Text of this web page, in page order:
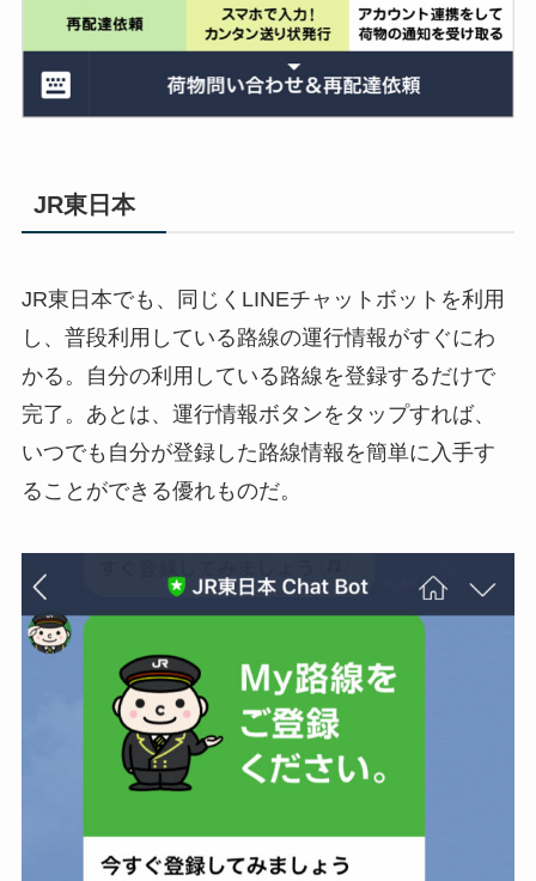
JR東日本
JR東日本でも、同じくLINEチャットボットを利用
し、普段利用している路線の運行情報がすぐにわ
かる。自分の利用している路線を登録するだけで
完了。あとは、運行情報ボタンをタップすれば、
いつでも自分が登録した路線情報を簡単に入手す
ることができる優れものだ。